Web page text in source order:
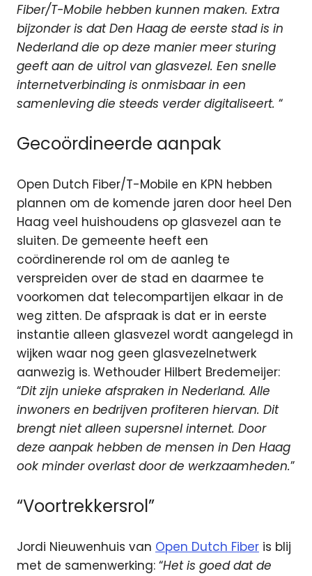
Fiber/T-Mobile hebben kunnen maken. Extra
bijzonder is dat Den Haag de eerste stad is in
Nederland die op deze manier meer sturing
geeft aan de uitrol van glasvezel. Een snelle
internetverbinding is onmisbaar in een
samenleving die steeds verder digitaliseert. “
Gecoördineerde aanpak
Open Dutch Fiber/T-Mobile en KPN hebben
plannen om de komende jaren door heel Den
Haag veel huishoudens op glasvezel aan te
sluiten. De gemeente heeft een
coördinerende rol om de aanleg te
verspreiden over de stad en daarmee te
voorkomen dat telecompartijen elkaar in de
weg zitten. De afspraak is dat er in eerste
instantie alleen glasvezel wordt aangelegd in
wijken waar nog geen glasvezelnetwerk
aanwezig is. Wethouder Hilbert Bredemeijer:
“Dit zijn unieke afspraken in Nederland. Alle
inwoners en bedrijven profiteren hiervan. Dit
brengt niet alleen supersnel internet. Door
deze aanpak hebben de mensen in Den Haag
ook minder overlast door de werkzaamheden.”
“Voortrekkersrol”
Jordi Nieuwenhuis van Open Dutch Fiber is blij
met de samenwerking: “Het is goed dat de